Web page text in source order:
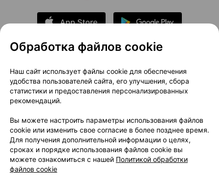
О проекте
Новости проекта
Размещение рекламы
Медицинский маркетинг
Публичный договор
Доставка
Способы оплаты
Вакансии
Партнеры
Написать руководителю 103.by
Написать в поддержку
Персональные настройки Cookie
Обработка файлов cookie
Наш сайт использует файлы cookie для обеспечения
удобства пользователей сайта, его улучшения, сбора
статистики и предоставления персонализированных
рекомендаций.
Вы можете настроить параметры использования файлов
cookie или изменить свое согласие в более позднее время.
Для получения дополнительной информации о целях,
сроках и порядке использования файлов cookie вы
можете ознакомиться с нашей Политикой обработки
файлов cookie